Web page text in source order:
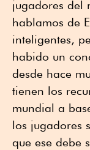
jugadores del
hablamos de
inteligentes,
habido un
desde hace
tienen los
mundial a
los jugadores
que ese debe